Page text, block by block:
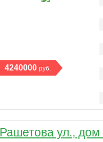
4240000 руб.
Рашетова ул., дом